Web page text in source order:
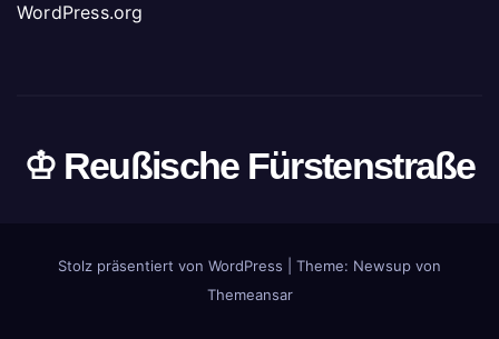
WordPress.org
♔ Reußische Fürstenstraße
Stolz präsentiert von WordPress
Theme: Newsup von
Themeansar